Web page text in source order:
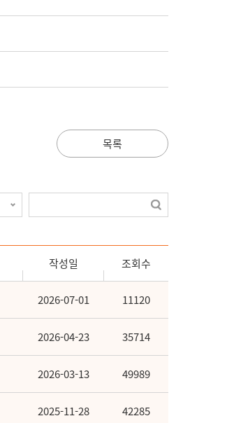
목록
작성일 조회수
2026-07-01 11120
2026-04-23 35714
2026-03-13 49989
2025-11-28 42285